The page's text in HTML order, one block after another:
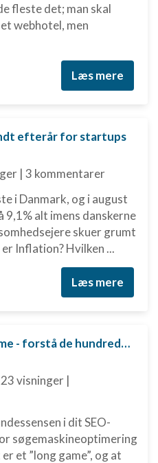
fleste det; man skal
webhotel, men
Læs mere
efterår for startups
| 3 kommentarer
i Danmark, og i august
alt imens danskerne
skuer grumt
Inflation? Hvilken ...
Læs mere
Googles algoritme - forstå de hundredvis af parametre bag
visninger |
i dit SEO-
søgemaskineoptimering
et ”long game”, og at